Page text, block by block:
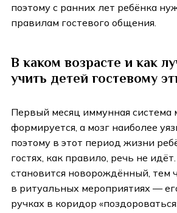
поэтому с ранних лет ребёнка
правилам гостевого общения.
В каком возрасте и как
учить детей гостевому
Первый месяц иммунная система
формируется, а мозг наиболее
поэтому в этот период жизни
гостях, как правило, речь не
становится новорождённый, тем
в ритуальных мероприятиях —
ручках в коридор